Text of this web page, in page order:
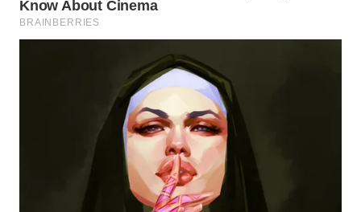
WN
TANGERANG